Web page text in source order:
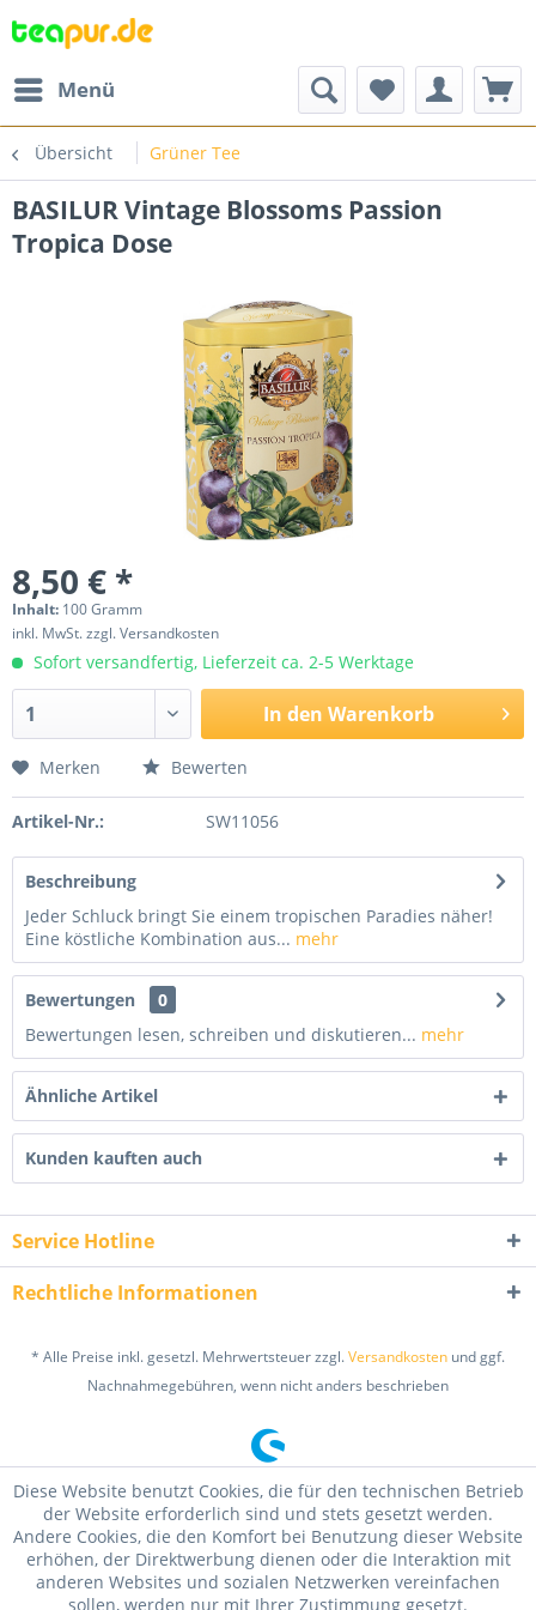
Menü
Übersicht Grüner Tee
BASILUR Vintage Blossoms Passion
Tropica Dose
8,50 € *
Inhalt: 100 Gramm
inkl. MwSt.zzgl. Versandkosten
Sofort versandfertig, Lieferzeit ca. 2-5 Werktage
In den Warenkorb
Merken Bewerten
Artikel-Nr.: SW11056
Beschreibung
Jeder Schluck bringt Sie einem tropischen Paradies näher!
Eine köstliche Kombination aus... mehr
Bewertungen
0
Bewertungen lesen, schreiben und diskutieren... mehr
Ähnliche Artikel
Kunden kauften auch
Service Hotline
Rechtliche Informationen
* Alle Preise inkl. gesetzl. Mehrwertsteuer zzgl.Versandkosten und ggf.
Nachnahmegebühren, wenn nicht anders beschrieben
Diese Website benutzt Cookies, die für den technischen Betrieb
der Website erforderlich sind und stets gesetzt werden.
Andere Cookies, die den Komfort bei Benutzung dieser Website
erhöhen, der Direktwerbung dienen oder die Interaktion mit
anderen Websites und sozialen Netzwerken vereinfachen
sollen, werden nur mit Ihrer Zustimmung gesetzt.